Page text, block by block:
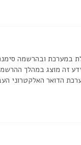
זה מוצג במהלך
הדואר האלקטרוני